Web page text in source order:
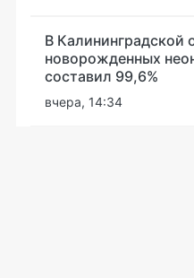
В Калининградской
новорожденных
составил 99,6%
вчера, 14:34